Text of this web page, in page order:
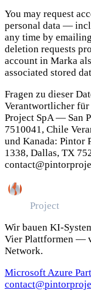
You may request
personal data —
any time by
deletion requests
account in Marka
associated stored
Fragen zu dieser
Verantwortlicher
Project SpA — San
7510041, Chile
und Kanada: Pintor
1338, Dallas, TX
Project
Wir bauen KI-
Vier Plattformen —
Network.
Microsoft Azure